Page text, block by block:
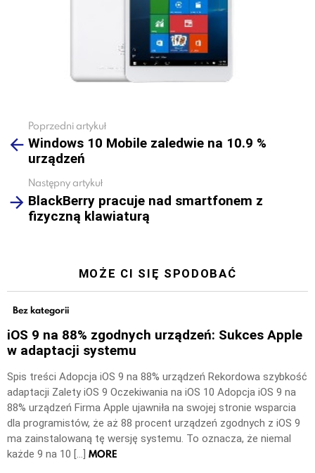
more
Poprzedni artykuł
Windows 10 Mobile zaledwie na 10.9 %
urządzeń
Następny artykuł
BlackBerry pracuje nad smartfonem z
fizyczną klawiaturą
MOŻE CI SIĘ SPODOBAĆ
Bez kategorii
iOS 9 na 88% zgodnych urządzeń: Sukces Apple
w adaptacji systemu
Spis treści Adopcja iOS 9 na 88% urządzeń Rekordowa szybkość
adaptacji Zalety iOS 9 Oczekiwania na iOS 10 Adopcja iOS 9 na
88% urządzeń Firma Apple ujawniła na swojej stronie wsparcia
dla programistów, że aż 88 procent urządzeń zgodnych z iOS 9
ma zainstalowaną tę wersję systemu. To oznacza, że niemal
każde 9 na 10 […] MORE